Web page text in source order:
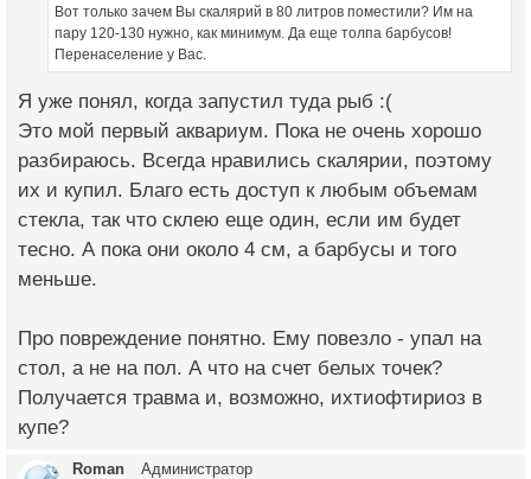
Вот только зачем Вы скалярий в 80 литров поместили? Им на
пару 120-130 нужно, как минимум. Да еще толпа барбусов!
Перенаселение у Вас.
Я уже понял, когда запустил туда рыб :(
Это мой первый аквариум. Пока не очень хорошо
разбираюсь. Всегда нравились скалярии, поэтому
их и купил. Благо есть доступ к любым объемам
стекла, так что склею еще один, если им будет
тесно. А пока они около 4 см, а барбусы и того
меньше.
Про повреждение понятно. Ему повезло - упал на
стол, а не на пол. А что на счет белых точек?
Получается травма и, возможно, ихтиофтириоз в
купе?
Roman Администратор